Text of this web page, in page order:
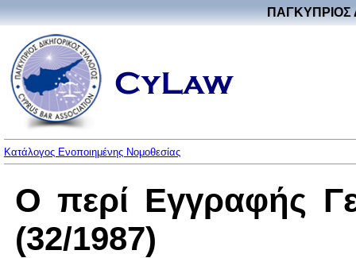
ΠΑΓΚΥΠΡΙΟΣ
Κατάλογος Ενοποιημένης Νομοθεσίας
Ο περί Εγγραφής
(32/1987)